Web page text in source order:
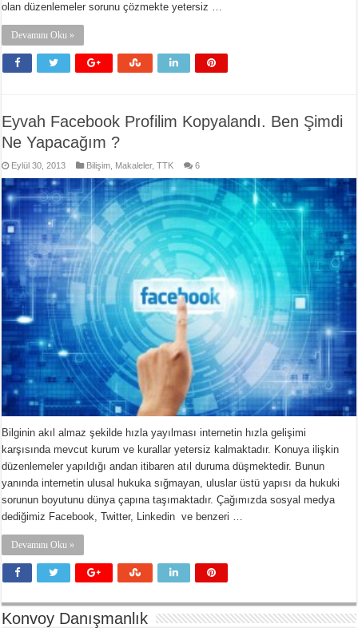
olan düzenlemeler sorunu çözmekte yetersiz …
Devamını Oku »
Eyvah Facebook Profilim Kopyalandı. Ben Şimdi
Ne Yapacağım ?
Eylül 30, 2013 Bilişim Makaleler,TTK 6
Bilginin akıl almaz şekilde hızla yayılması internetin hızla gelişimi
karşısında mevcut kurum ve kurallar yetersiz kalmaktadır. Konuya ilişkin
düzenlemeler yapıldığı andan itibaren atıl duruma düşmektedir. Bunun
yanında internetin ulusal hukuka sığmayan, uluslar üstü yapısı da hukuki
sorunun boyutunu dünya çapına taşımaktadır. Çağımızda sosyal medya
dediğimiz Facebook, Twitter, Linkedin ve benzeri …
Devamını Oku »
Konvoy Danışmanlık